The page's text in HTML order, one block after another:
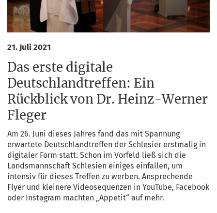
21. Juli 2021
Das erste digitale
Deutschlandtreffen: Ein
Rückblick von Dr. Heinz-Werner
Fleger
Am 26. Juni die­ses Jah­res fand das mit Span­nung
erwar­te­te Deutsch­land­tref­fen der Schle­si­er erst­ma­lig in
digi­ta­ler Form statt. Schon im Vor­feld ließ sich die
Lands­mann­schaft Schle­si­en eini­ges ein­fal­len, um
inten­siv für die­ses Tref­fen zu wer­ben. Anspre­chen­de
Fly­er und klei­ne­re Video­se­quen­zen in You­Tube, Face­book
oder Insta­gram mach­ten „Appe­tit“ auf mehr.